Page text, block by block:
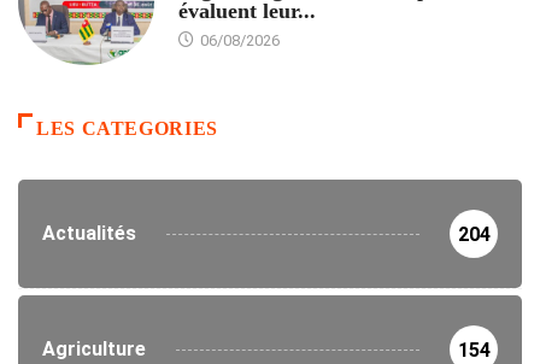
évaluent leur...
06/08/2026
LES CATEGORIES
Actualités 204
Agriculture 154